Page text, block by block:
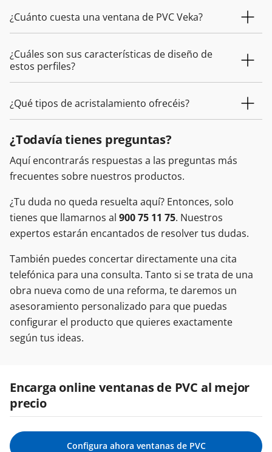
¿Cuánto cuesta una ventana de PVC Veka?
¿Cuáles son sus características de diseño de
estos perfiles?
¿Qué tipos de acristalamiento ofrecéis?
¿Todavía tienes preguntas?
Aquí encontrarás respuestas a las preguntas más
frecuentes sobre nuestros productos.
¿Tu duda no queda resuelta aquí? Entonces, solo
tienes que llamarnos al 900 75 11 75. Nuestros
expertos estarán encantados de resolver tus dudas.
También puedes concertar directamente una cita
telefónica para una consulta. Tanto si se trata de una
obra nueva como de una reforma, te daremos un
asesoramiento personalizado para que puedas
configurar el producto que quieres exactamente
según tus ideas.
Encarga online ventanas de PVC al mejor
precio
Configura ahora ventanas de PVC